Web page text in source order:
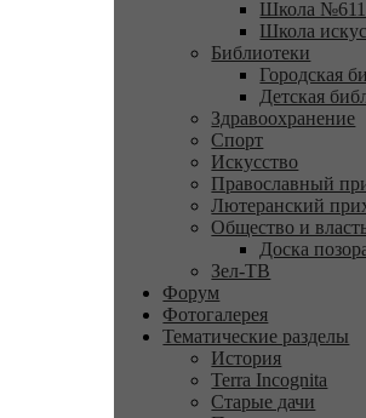
Школа №611
Школа
Библиотеки
Городская
Детская
Здравоохранение
Спорт
Искусство
Православный
Лютеранский
Общество и
Доска
Зел-ТВ
Форум
Фотогалерея
Тематические разделы
История
Terra Incognita
Старые дачи